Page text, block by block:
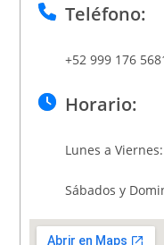
Teléfono:
+52 999 176
Horario:
Lunes a
Sábados y